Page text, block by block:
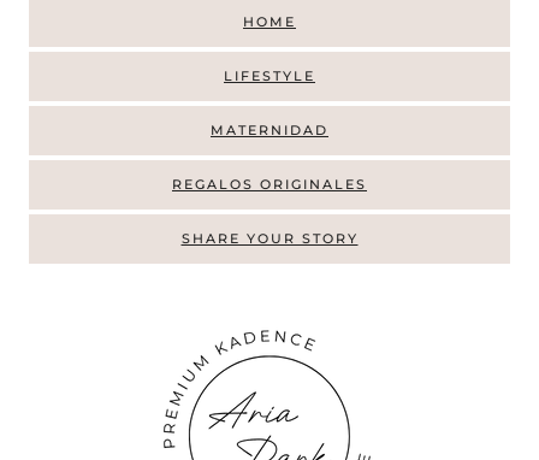
HOME
LIFESTYLE
MATERNIDAD
REGALOS ORIGINALES
SHARE YOUR STORY